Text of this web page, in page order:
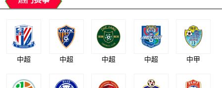
中超 中超 中超 中超 中甲